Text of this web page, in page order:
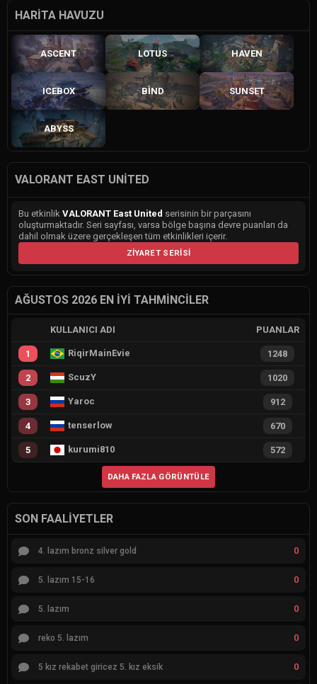
HARITA HAVUZU
ASCENT LOTUS HAVEN
ICEBOX BIND SUNSET
ABYSS
VALORANT EAST UNITED
Bu etkinlik VALORANT East United serisinin bir parçasını
oluşturmaktadır. Seri sayfası, varsa bölge başına devre puanları da
dahil olmak üzere gerçekleşen tüm etkinlikleri içerir.
ZIYARET SERISI
AĞUSTOS 2026 EN İYI TAHMINCILER
KULLANICI ADI PUANLAR
1 RiqirMainEvie 1248
2 ScuzY 1020
3 Yaroc 912
4 tenserlow 670
5 kurumi810 572
DAHA FAZLA GÖRÜNTÜLE
SON FAALIYETLER
4. lazım bronz silver gold 0
5. lazım 15-16 0
5. lazım 0
reko 5. lazım 0
5 kız rekabet giricez 5. kız eksik 0